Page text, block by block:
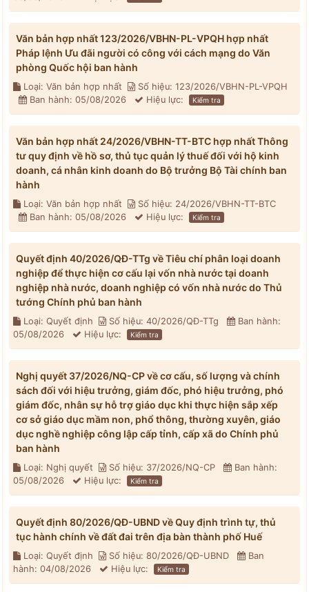
Văn bản hợp nhất 123/2026/VBHN-PL-VPQH hợp nhất
Pháp lệnh Ưu đãi người có công với cách mạng do Văn
phòng Quốc hội ban hành
Loại: Văn bản hợp nhất
Số hiệu: 123/2026/VBHN-PL-VPQH
Ban hành: 05/08/2026
Hiệu lực: Kiểm tra
Văn bản hợp nhất 24/2026/VBHN-TT-BTC hợp nhất Thông
tư quy định về hồ sơ, thủ tục quản lý thuế đối với hộ kinh
doanh, cá nhân kinh doanh do Bộ trưởng Bộ Tài chính ban
hành
Loại: Văn bản hợp nhất
Số hiệu: 24/2026/VBHN-TT-BTC
Ban hành: 05/08/2026
Hiệu lực: Kiểm tra
Quyết định 40/2026/QĐ-TTg về Tiêu chí phân loại doanh
nghiệp để thực hiện cơ cấu lại vốn nhà nước tại doanh
nghiệp nhà nước, doanh nghiệp có vốn nhà nước do Thủ
tướng Chính phủ ban hành
Loại: Quyết định Số hiệu: 40/2026/QĐ-TTg
Ban hành:
05/08/2026
Hiệu lực: Kiểm tra
Nghị quyết 37/2026/NQ-CP về cơ cấu, số lượng và chính
sách đối với hiệu trưởng, giám đốc, phó hiệu trưởng, phó
giám đốc, nhân sự hỗ trợ giáo dục khi thực hiện sắp xếp
cơ sở giáo dục mầm non, phổ thông, thường xuyên, giáo
dục nghề nghiệp công lập cấp tỉnh, cấp xã do Chính phủ
ban hành
Loại: Nghị quyết Số hiệu: 37/2026/NQ-CP
Ban hành:
05/08/2026
Hiệu lực: Kiểm tra
Quyết định 80/2026/QĐ-UBND về Quy định trình tự, thủ
tục hành chính về đất đai trên địa bàn thành phố Huế
Loại: Quyết định Số hiệu: 80/2026/QĐ-UBND
Ban
hành: 04/08/2026
Hiệu lực: Kiểm tra